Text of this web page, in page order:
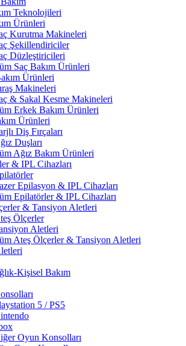
Teknolojileri
Ürünleri
Kurutma Makineleri
Şekillendiriciler
Düzleştiricileri
Saç Bakım Ürünleri
Ürünleri
Makineleri
& Sakal Kesme Makineleri
Erkek Bakım Ürünleri
Ürünleri
Diş Fırçaları
Duşları
Ağız Bakım Ürünleri
& IPL Cihazları
Epilasyon & IPL Cihazları
Epilatörler & IPL Cihazları
& Tansiyon Aletleri
Ölçerler
Aletleri
Ateş Ölçerler & Tansiyon Aletleri
Kişisel Bakım
5 / PS5
Oyun Konsolları